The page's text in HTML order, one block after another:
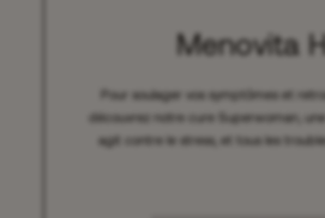
Menovita
Pour soulager vos symptômes et
découvrez notre cure Superwoman,
agit contre le stress, et tous les